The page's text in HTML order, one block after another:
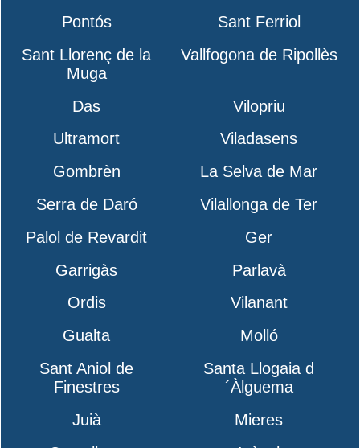
Pontós
Sant Ferriol
Sant Llorenç de la
Muga
Vallfogona de Ripollès
Das
Vilopriu
Ultramort
Viladasens
Gombrèn
La Selva de Mar
Serra de Daró
Vilallonga de Ter
Palol de Revardit
Ger
Garrigàs
Parlavà
Ordis
Vilanant
Gualta
Molló
Sant Aniol de
Finestres
Santa Llogaia d
´Àlguema
Juià
Mieres